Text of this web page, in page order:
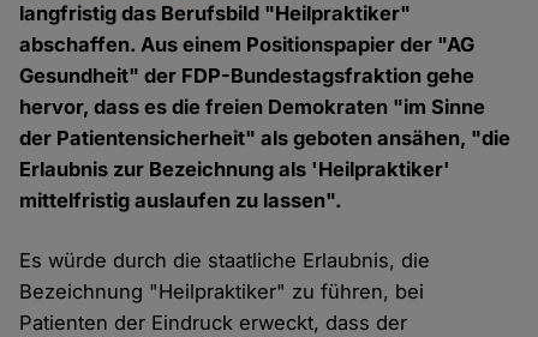
langfristig das Berufsbild "Heilpraktiker"
abschaffen. Aus einem Positionspapier der "AG
Gesundheit" der FDP-Bundestagsfraktion gehe
hervor, dass es die freien Demokraten "im Sinne
der Patientensicherheit" als geboten ansähen, "die
Erlaubnis zur Bezeichnung als 'Heilpraktiker'
mittelfristig auslaufen zu lassen".
Es würde durch die staatliche Erlaubnis, die
Bezeichnung "Heilpraktiker" zu führen, bei
Patienten der Eindruck erweckt, dass der